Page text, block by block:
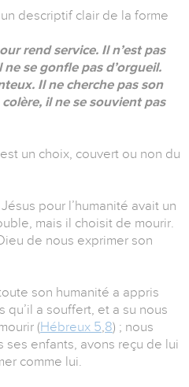
descriptif clair de la forme
rend service. Il n’est pas
se gonfle pas d’orgueil.
Il ne cherche pas son
il ne se souvient pas
un choix, couvert ou non du
pour l’humanité avait un
mais il choisit de mourir.
de nous exprimer son
son humanité a appris
qu’il a souffert, et a su nous
(Hébreux 5,8) ; nous
ses enfants, avons reçu de lui
comme lui.